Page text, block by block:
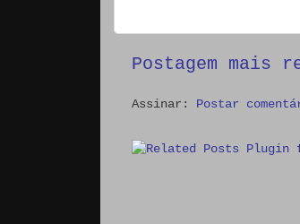
Postagem mais
Assinar: Postar